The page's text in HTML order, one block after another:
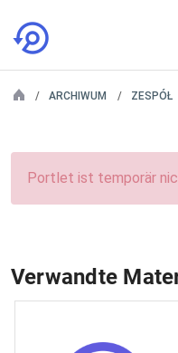
ARCHIWUM ZESPÓŁ
Portlet ist temporär
Verwandte